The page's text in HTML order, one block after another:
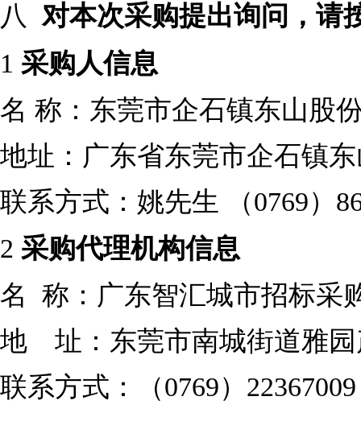
八 对本次采购提出询问，请
1 采购人信息
名 称：东莞市企石镇东山股
地址：广东省东莞市企石镇
联系方式：姚先生
（0769）
2 采购代理机构信息
名
称：广东智汇城市招标采
地 址：东莞市南城街道雅园
联系方式：（0769）22367009